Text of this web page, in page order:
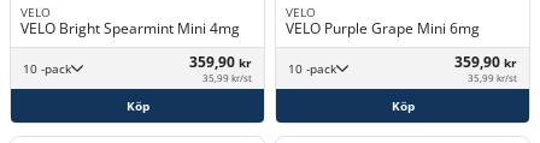
VELO
VELO Bright Spearmint Mini 4mg
10 -pack 359,90 kr
35,99 kr/st
Köp
VELO
VELO Purple Grape Mini 6mg
10 -pack 359,90 kr
35,99 kr/st
Köp